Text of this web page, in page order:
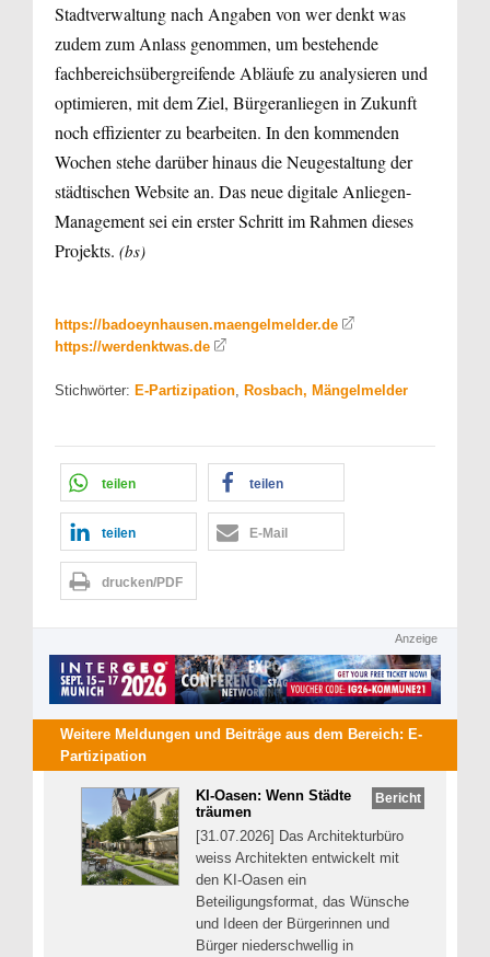
Stadtverwaltung nach Angaben von wer denkt was
zudem zum Anlass genommen, um bestehende
fachbereichsübergreifende Abläufe zu analysieren und
optimieren, mit dem Ziel, Bürgeranliegen in Zukunft
noch effizienter zu bearbeiten. In den kommenden
Wochen stehe darüber hinaus die Neugestaltung der
städtischen Website an. Das neue digitale Anliegen-
Management sei ein erster Schritt im Rahmen dieses
Projekts. (bs)
https://badoeynhausen.maengelmelder.de
https://werdenktwas.de
Stichwörter: E-Partizipation Rosbach, Mängelmelder
teilen teilen
teilen E-Mail
drucken/PDF
Anzeige
Weitere Meldungen und Beiträge aus dem Bereich: E-
Partizipation
Bericht
KI-Oasen: Wenn Städte
träumen
[31.07.2026] Das Architekturbüro
weiss Architekten entwickelt mit
den KI-Oasen ein
Beteiligungsformat, das Wünsche
und Ideen der Bürgerinnen und
Bürger niederschwellig in